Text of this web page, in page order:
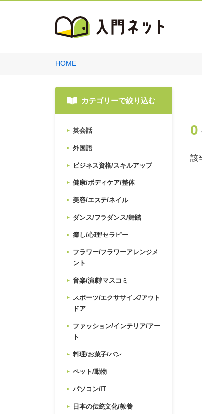
HOME
カテゴリーで絞り込む
英会話
外国語
ビジネス資格/スキルアップ
健康/ボディケア/整体
美容/エステ/ネイル
ダンス/フラダンス/舞踏
癒し/心理/セラピー
フラワー/フラワーアレンジメ
ント
音楽/演劇/マスコミ
スポーツ/エクササイズ/アウト
ドア
ファッション/インテリア/アー
ト
料理/お菓子/パン
ペット/動物
パソコン/IT
日本の伝統文化/教養
0
該